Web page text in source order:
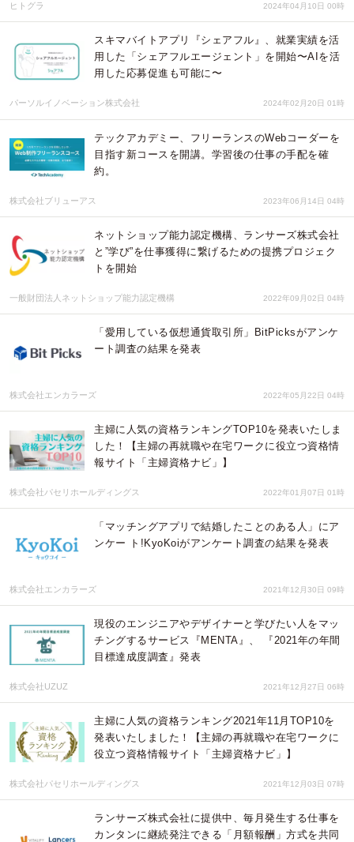
ヒトグラ 2024年04月10日 00時
スキマバイトアプリ『シェアフル』、就業実績を活
用した「シェアフルエージェント」を開始〜AIを活
用した応募促進も可能に〜
パーソルイノベーション株式会社 2024年02月20日 01時
テックアカデミー、フリーランスのWebコーダーを
目指す新コースを開講。学習後の仕事の手配を確
約。
株式会社ブリューアス 2023年06月14日 04時
ネットショップ能力認定機構、ランサーズ株式会社
と”学び”を仕事獲得に繋げるための提携プロジェク
トを開始
一般財団法人ネットショップ能力認定機構 2022年09月02日 04時
「愛用している仮想通貨取引所」BitPicksがアンケ
ート調査の結果を発表
株式会社エンカラーズ 2022年05月22日 04時
​主婦に人気の資格ランキングTOP10を発表いたしま
した！【主婦の再就職や在宅ワークに役立つ資格情
報サイト「主婦資格ナビ」】
株式会社パセリホールディングス 2022年01月07日 01時
「マッチングアプリで結婚したことのある人」にア
ンケー ト!KyoKoiがアンケート調査の結果を発表
株式会社エンカラーズ 2021年12月30日 09時
現役のエンジニアやデザイナーと学びたい人をマッ
チングするサービス『MENTA』、 『2021年の年間
目標達成度調査』発表
株式会社UZUZ 2021年12月27日 06時
​主婦に人気の資格ランキング2021年11月TOP10を
発表いたしました！【主婦の再就職や在宅ワークに
役立つ資格情報サイト「主婦資格ナビ」】
株式会社パセリホールディングス 2021年12月03日 07時
ランサーズ株式会社に提供中、毎月発生する仕事を
カンタンに継続発注できる「月額報酬」方式を共同